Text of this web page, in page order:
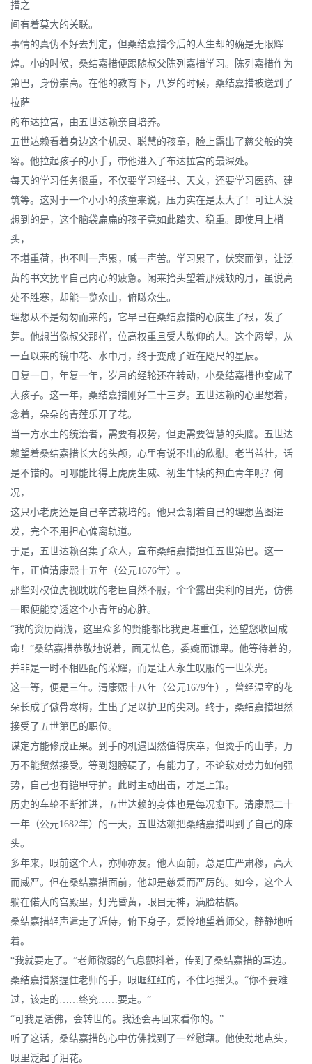
措之
间有着莫大的关联。
事情的真伪不好去判定，但桑结嘉措今后的人生却的确是无限辉
煌。小的时候，桑结嘉措便跟随叔父陈列嘉措学习。陈列嘉措作为
第巴，身份崇高。在他的教育下，八岁的时候，桑结嘉措被送到了
拉萨
的布达拉宫，由五世达赖亲自培养。
五世达赖看着身边这个机灵、聪慧的孩童，脸上露出了慈父般的笑
容。他拉起孩子的小手，带他进入了布达拉宫的最深处。
每天的学习任务很重，不仅要学习经书、天文，还要学习医药、建
筑等。这对于一个小小的孩童来说，压力实在是太大了！可让人没
想到的是，这个脑袋扁扁的孩子竟如此踏实、稳重。即使月上梢
头，
不堪重荷，也不叫一声累，喊一声苦。学习累了，伏案而倒，让泛
黄的书文抚平自己内心的疲惫。闲来抬头望着那残缺的月，虽说高
处不胜寒，却能一览众山，俯瞰众生。
理想从不是匆匆而来的，它早已在桑结嘉措的心底生了根，发了
芽。他想当像叔父那样，位高权重且受人敬仰的人。这个愿望，从
一直以来的镜中花、水中月，终于变成了近在咫尺的星辰。
日复一日，年复一年，岁月的经轮还在转动，小桑结嘉措也变成了
大孩子。这一年，桑结嘉措刚好二十三岁。五世达赖的心里想着，
念着，朵朵的青莲乐开了花。
当一方水土的统治者，需要有权势，但更需要智慧的头脑。五世达
赖望着桑结嘉措长大的头颅，心里有说不出的欣慰。老当益壮，话
是不错的。可哪能比得上虎虎生威、初生牛犊的热血青年呢？何
况，
这只小老虎还是自己辛苦栽培的。他只会朝着自己的理想蓝图进
发，完全不用担心偏离轨道。
于是，五世达赖召集了众人，宣布桑结嘉措担任五世第巴。这一
年，正值清康熙十五年（公元1676年）。
那些对权位虎视眈眈的老臣自然不服，个个露出尖利的目光，仿佛
一眼便能穿透这个小青年的心脏。
“我的资历尚浅，这里众多的贤能都比我更堪重任，还望您收回成
命！”桑结嘉措恭敬地说着，面无怯色，委婉而谦卑。他等待着的，
并非是一时不相匹配的荣耀，而是让人永生叹服的一世荣光。
这一等，便是三年。清康熙十八年（公元1679年），曾经温室的花
朵长成了傲骨寒梅，生出了足以护卫的尖刺。终于，桑结嘉措坦然
接受了五世第巴的职位。
谋定方能修成正果。到手的机遇固然值得庆幸，但烫手的山芋，万
万不能贸然接受。等到翅膀硬了，有能力了，不论敌对势力如何强
势，自己也有铠甲守护。此时主动出击，才是上策。
历史的车轮不断推进，五世达赖的身体也是每况愈下。清康熙二十
一年（公元1682年）的一天，五世达赖把桑结嘉措叫到了自己的床
头。
多年来，眼前这个人，亦师亦友。他人面前，总是庄严肃穆，高大
而威严。但在桑结嘉措面前，他却是慈爱而严厉的。如今，这个人
躺在偌大的宫殿里，灯光昏黄，眼目无神，满脸枯槁。
桑结嘉措轻声遣走了近侍，俯下身子，爱怜地望着师父，静静地听
着。
“我就要走了。”老师微弱的气息颤抖着，传到了桑结嘉措的耳边。
桑结嘉措紧握住老师的手，眼眶红红的，不住地摇头。“你不要难
过，该走的……终究……要走。”
“可我是活佛，会转世的。我还会再回来看你的。”
听了这话，桑结嘉措的心中仿佛找到了一丝慰藉。他使劲地点头，
眼里泛起了泪花。